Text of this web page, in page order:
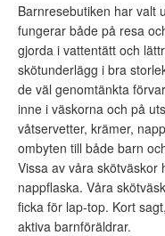
Barnresebutiken har valt
fungerar både på resa
gjorda i vattentätt och
skötunderlägg i bra
de väl genomtänkta
inne i väskorna och på
våtservetter, krämer,
ombyten till både barn
Vissa av våra
nappflaska. Våra
ficka för lap-top. Kort
aktiva barnföräldrar.